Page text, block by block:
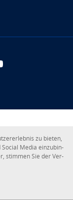
zu bieten,
Social Media ein­zu­bin­
stimmen Sie der Ver­